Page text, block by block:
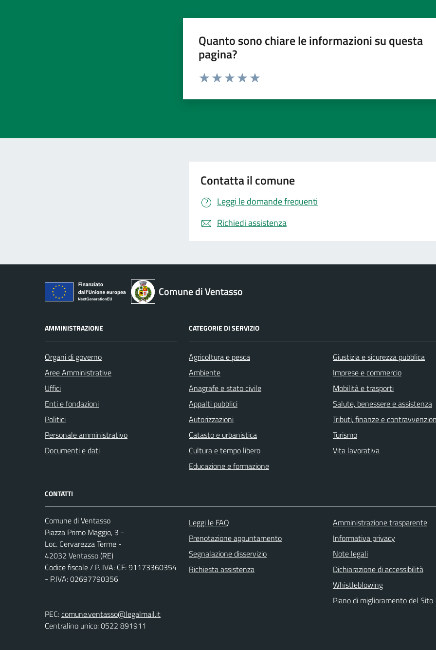
Quanto sono chiare le informazioni su questa
pagina?
Contatta il comune
Leggi le domande frequenti
Richiedi assistenza
Comune di Ventasso
AMMINISTRAZIONE
Organi di governo
Aree Amministrative
Uffici
Enti e fondazioni
Politici
Personale amministrativo
Documenti e dati
CATEGORIE DI SERVIZIO
Agricoltura e pesca
Ambiente
Anagrafe e stato civile
Appalti pubblici
Autorizzazioni
Catasto e urbanistica
Cultura e tempo libero
Educazione e formazione
Giustizia e sicurezza pubblica
Imprese e commercio
Mobilità e trasporti
Salute, benessere e assistenza
Tributi, finanze e
Turismo
Vita lavorativa
CONTATTI
Comune di Ventasso
Piazza Primo Maggio, 3 -
Loc. Cervarezza Terme -
42032 Ventasso (RE)
Codice fiscale / P. IVA: CF: 91173360354
- P.IVA: 02697790356
PEC:comune.ventasso@legalmail.it
Centralino unico: 0522 891911
Leggi le FAQ
Prenotazione appuntamento
Segnalazione disservizio
Richiesta assistenza
Amministrazione trasparente
Informativa privacy
Note legali
Dichiarazione di accessibilità
Whistleblowing
Piano di miglioramento del Sito